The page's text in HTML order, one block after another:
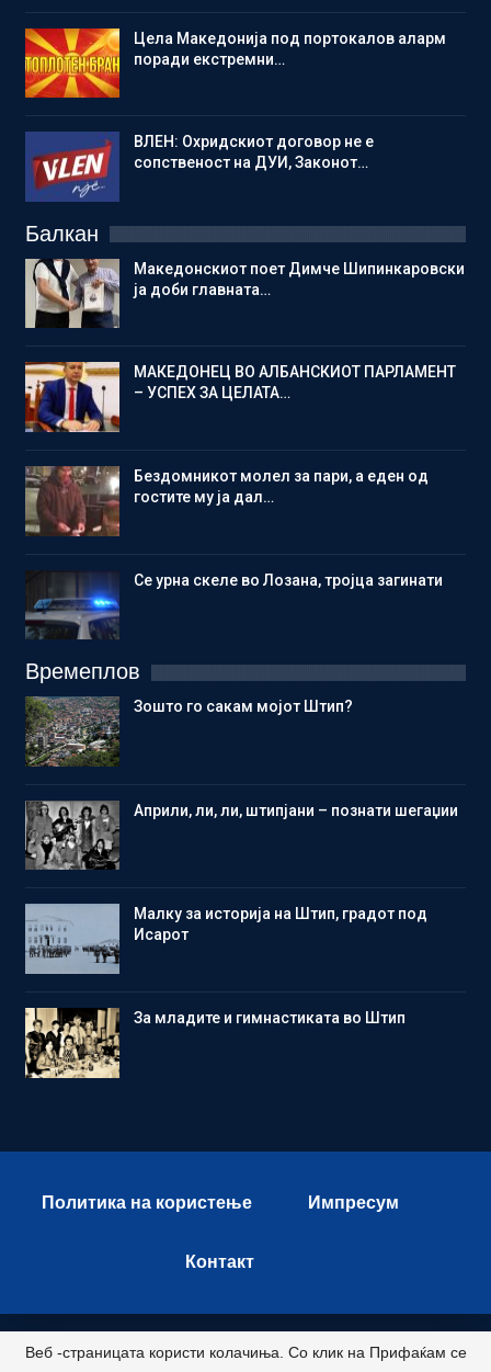
Цела Македонија под портокалов аларм
поради екстремни…
ВЛЕН: Охридскиот договор не е
сопственост на ДУИ, Законот…
Балкан
Македонскиот поет Димче Шипинкаровски
ја доби главната…
МАКЕДОНЕЦ ВО АЛБАНСКИОТ ПАРЛАМЕНТ
– УСПЕХ ЗА ЦЕЛАТА…
Бездомникот молел за пари, а еден од
гостите му ја дал…
Се урна скеле во Лозана, тројца загинати
Времеплов
Зошто го сакам мојот Штип?
Aприли, ли, ли, штипјани – познати шегаџии
Малку за историја на Штип, градот под
Исарот
Зa младите и гимнастиката во Штип
Политика на користење Импресум
Контакт
© 2026 - Istok Press. All Rights Reserved.
Веб -страницата користи колачиња. Со клик на Прифаќам се